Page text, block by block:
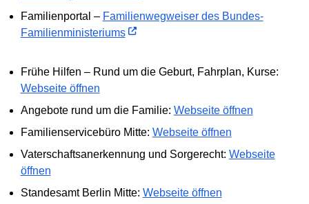
Familienportal – Familienwegweiser des Bundes-
Familienministeriums
Frühe Hilfen – Rund um die Geburt, Fahrplan, Kurse:
Webseite öffnen
Angebote rund um die Familie: Webseite öffnen
Familienservicebüro Mitte: Webseite öffnen
Vaterschaftsanerkennung und Sorgerecht: Webseite
öffnen
Standesamt Berlin Mitte: Webseite öffnen